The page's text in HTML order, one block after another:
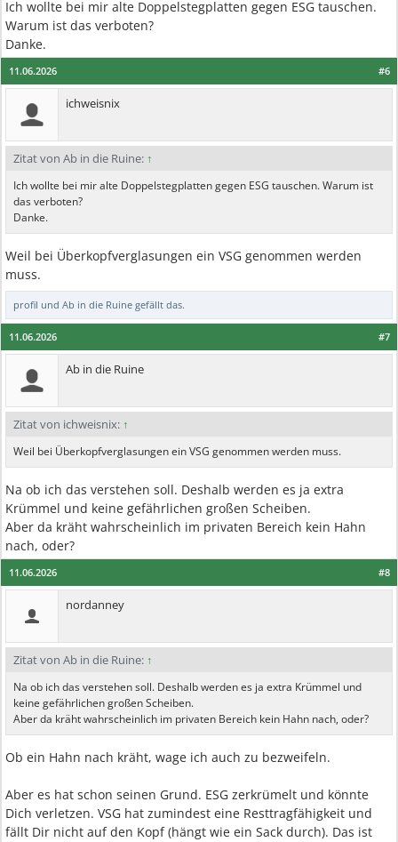
Ich wollte bei mir alte Doppelstegplatten gegen ESG tauschen.
Warum ist das verboten?
Danke.
#6
11.06.2026
ichweisnix
Zitat von Ab in die Ruine: ↑
Ich wollte bei mir alte Doppelstegplatten gegen ESG tauschen. Warum ist
das verboten?
Danke.
Weil bei Überkopfverglasungen ein VSG genommen werden
muss.
profil und Ab in die Ruine gefällt das.
#7
11.06.2026
Ab in die Ruine
Zitat von ichweisnix: ↑
Weil bei Überkopfverglasungen ein VSG genommen werden muss.
Na ob ich das verstehen soll. Deshalb werden es ja extra
Krümmel und keine gefährlichen großen Scheiben.
Aber da kräht wahrscheinlich im privaten Bereich kein Hahn
nach, oder?
#8
11.06.2026
nordanney
Zitat von Ab in die Ruine: ↑
Na ob ich das verstehen soll. Deshalb werden es ja extra Krümmel und
keine gefährlichen großen Scheiben.
Aber da kräht wahrscheinlich im privaten Bereich kein Hahn nach, oder?
Ob ein Hahn nach kräht, wage ich auch zu bezweifeln.
Aber es hat schon seinen Grund. ESG zerkrümelt und könnte
Dich verletzen. VSG hat zumindest eine Resttragfähigkeit und
fällt Dir nicht auf den Kopf (hängt wie ein Sack durch). Das ist